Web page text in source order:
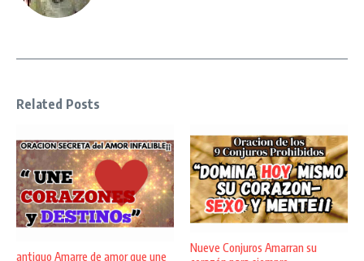
Related Posts
antiguo Amarre de amor que une
Nueve Conjuros Amarran su